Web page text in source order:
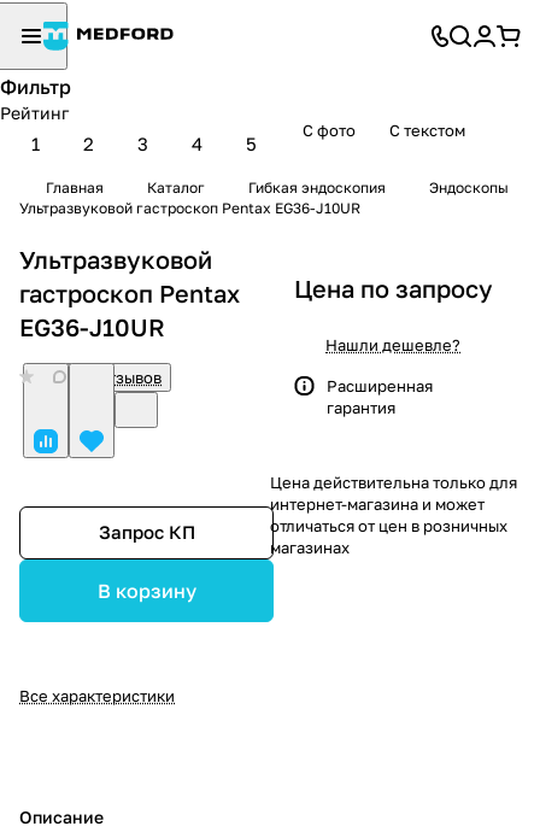
Фильтр
Рейтинг
1 2 3 4 5
С фото С текстом
Главная Каталог Гибкая эндоскопия
Эндоскопы
Ультразвуковой гастроскоп Pentax EG36-J10UR
Ультразвуковой
гастроскоп Pentax
EG36-J10UR
Нет отзывов
Запрос КП
В корзину
Все характеристики
Описание
Цена по запросу
Нашли дешевле?
Расширенная
гарантия
Цена действительна только для
интернет-магазина и может
отличаться от цен в розничных
магазинах